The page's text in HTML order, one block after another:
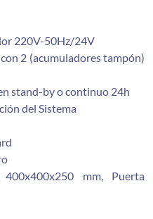
220V-50Hz/24V
2 (acumuladores tampón)
stand-by o continuo 24h
del Sistema
mm, Puerta